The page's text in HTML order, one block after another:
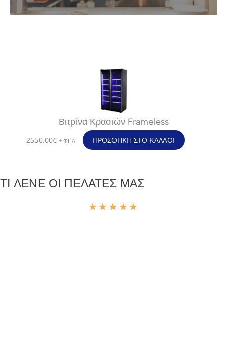
Βιτρίνα Κρασιών Frameless
2550,00€ + ΦΠΑ ΠΡΟΣΘΉΚΗ ΣΤΟ ΚΑΛΆΘΙ
ΤΙ ΛΕΝΕ ΟΙ ΠΕΛΑΤΕΣ ΜΑΣ
★★★★★